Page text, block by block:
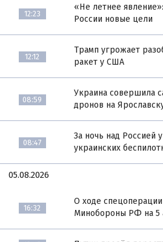
12:23
«Не летнее
России новые цели
12:12
Трамп угрожает
ракет у США
08:59
Украина совершила
дронов на
08:47
За ночь над Россией
украинских
05.08.2026
16:32
О ходе
Минобороны РФ на 5